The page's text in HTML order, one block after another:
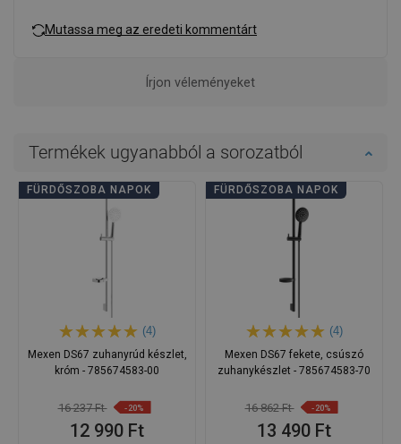
Mutassa meg az eredeti kommentárt
Írjon véleményeket
Termékek ugyanabból a sorozatból
FÜRDŐSZOBA NAPOK
(4)
Mexen DS67 zuhanyrúd készlet,
króm - 785674583-00
16 237 Ft -20%
12 990 Ft
FÜRDŐSZOBA NAPOK
(4)
Mexen DS67 fekete, csúszó
zuhanykészlet - 785674583-70
16 862 Ft -20%
13 490 Ft